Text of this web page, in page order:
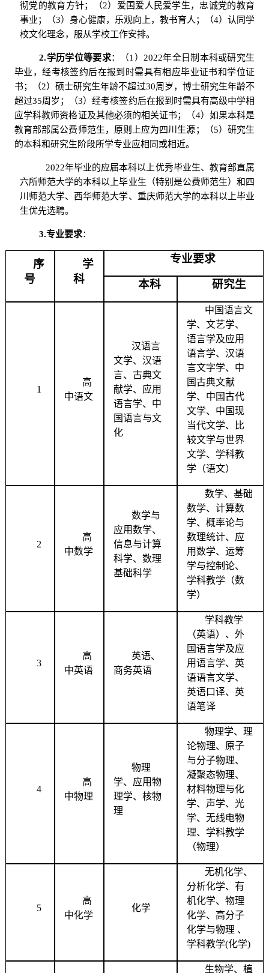
彻党的教育方针；（2）爱国爱人民爱学生，忠诚党的教育
事业；（3）身心健康，乐观向上，教书育人；（4）认同学
校文化理念，服从学校工作安排。
2.学历学位等要求：（1）2022年全日制本科或研究生
毕业，经考核签约后在报到时需具有相应毕业证书和学位证
书；（2）硕士研究生年龄不超过30周岁，博士研究生年龄不
超过35周岁；（3）经考核签约后在报到时需具有高级中学相
应学科教师资格证及其他必须的相关证书；（4）如果本科是
教育部部属公费师范生，原则上应为四川生源；（5）研究生
的本科和研究生阶段所学专业应相同或相近。
2022年毕业的应届本科以上优秀毕业生、教育部直属
六所师范大学的本科以上毕业生（特别是公费师范生）和四
川师范大学、西华师范大学、重庆师范大学的本科以上毕业
生优先选聘。
3.专业要求：
序
号
学
科
专业要求
本科 研究生
1
高
中语文
汉语言
文学、汉语
言、古典文
献学、应用
语言学、中
国语言与文
化
中国语言文
学、文艺学、
语言学及应用
语言学、汉语
言文字学、中
国古典文献
学、中国古代
文学、中国现
当代文学、比
较文学与世界
文学、学科教
学（语文）
2
高
中数学
数学与
应用数学、
信息与计算
科学、数理
基础科学
数学、基础
数学、计算数
学、概率论与
数理统计、应
用数学、运筹
学与控制论、
学科教学（数
学）
3
高
中英语
英语、
商务英语
学科教学
（英语）、外
国语言学及应
用语言学、英
语语言文学、
英语口译、英
语笔译
4
高
中物理
物理
学、应用物
理学、核物
理
物理学、理
论物理、原子
与分子物理、
凝聚态物理、
材料物理与化
学、声学、光
学、无线电物
理、学科教学
（物理）
5
高
中化学
化学
无机化学、
分析化学、有
机化学、物理
化学、高分子
化学与物理 、
学科教学(化学)
生物学、植